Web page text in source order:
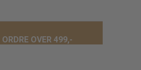
OVER 499,-